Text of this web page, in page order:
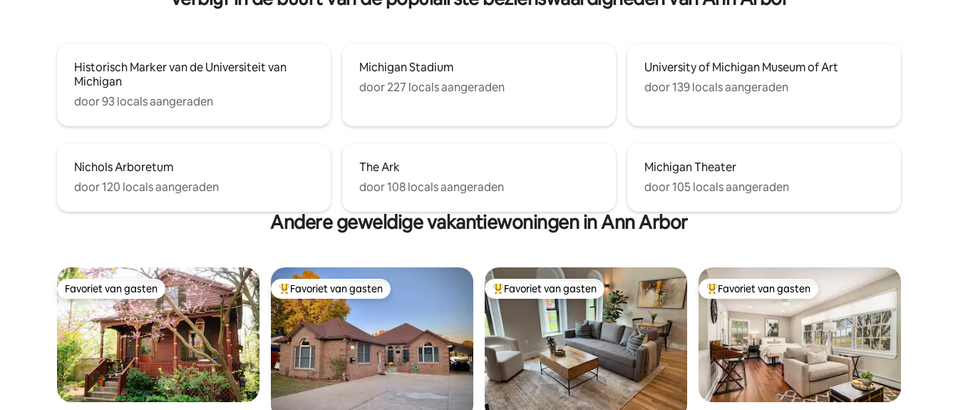
Familie/LGBTQ-vriendelijk.
Historisch Marker van de Universiteit van
Michigan
door 93 locals aangeraden
Michigan Stadium
door 227 locals aangeraden
University of Michigan Museum of Art
door 139 locals aangeraden
Nichols Arboretum
door 120 locals aangeraden
The Ark
door 108 locals aangeraden
Michigan Theater
door 105 locals aangeraden
Andere geweldige vakantiewoningen in Ann Arbor
Favoriet van gasten
Favoriet van gasten Topfavoriet van gasten
Favoriet van gasten Topfavoriet van gasten
Favoriet van gasten Topfavoriet van gasten
Favoriet van gasten